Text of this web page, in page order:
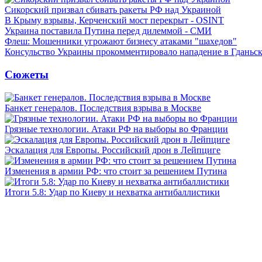
Сикорский призвал сбивать ракеты РФ над Украиной
В Крыму взрывы, Керченский мост перекрыт - OSINT
Украина поставила Путина перед дилеммой - СМИ
Флеш: Мошенники угрожают бизнесу атаками "шахедов"
Консульство Украины прокомментировало нападение в
Сюжеты
Банкет генералов. Последствия взрыва в Москве
Грязные технологии. Атаки РФ на выборы во Франции
Эскалация для Европы. Российский дрон в Лейпциге
Изменения в армии РФ: что стоит за решением Путина
Итоги 5.8: Удар по Киеву и нехватка антибаллистики